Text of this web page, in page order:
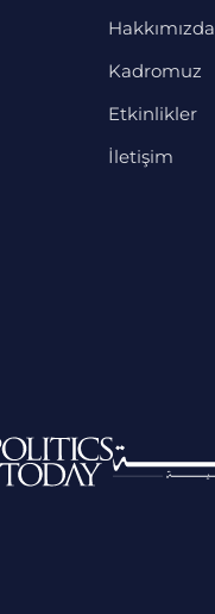
Hakkımızda
Kadromuz
Etkinlikler
İletişim